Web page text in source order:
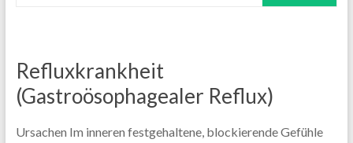
Refluxkrankheit
(Gastroösophagealer Reflux)
Ursachen Im inneren festgehaltene, blockierende Gefühle